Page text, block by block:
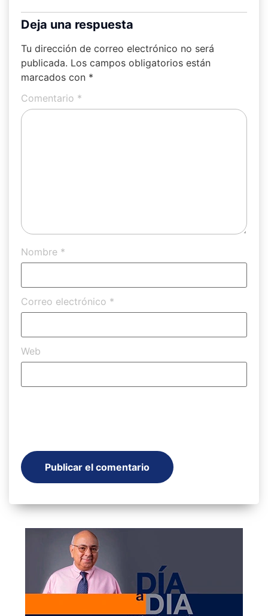
Deja una respuesta
Tu dirección de correo electrónico no será
publicada. Los campos obligatorios están
marcados con *
Comentario *
Nombre *
Correo electrónico *
Web